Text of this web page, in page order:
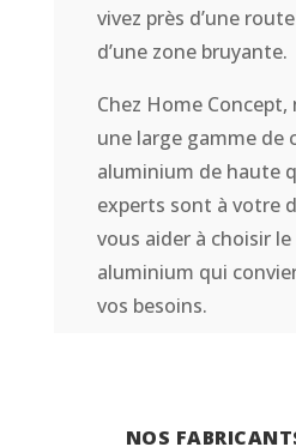
vivez près d’une
d’une zone bruyante.
Chez Home
une large gamme de
aluminium de haute
experts sont à votre
vous aider à choisir le
aluminium qui
vos besoins.
NOS